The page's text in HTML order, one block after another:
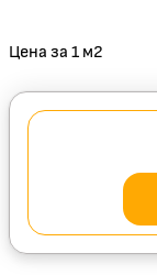
Цена за 1 м2